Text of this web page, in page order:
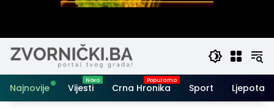
Najnovije Vijesti Crna Hronika Sport Ljepota i